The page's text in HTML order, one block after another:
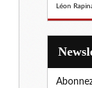
Léon